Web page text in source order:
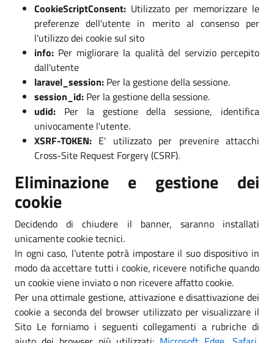
CookieScriptConsent: Utilizzato per memorizzare le
preferenze dell'utente in merito al consenso per
l'utilizzo dei cookie sul sito
info: Per migliorare la qualità del servizio percepito
dall'utente
laravel_session: Per la gestione della sessione.
session_id: Per la gestione della sessione.
udid: Per la gestione della sessione, identifica
univocamente l'utente.
XSRF-TOKEN: E' utilizzato per prevenire attacchi
Cross-Site Request Forgery (CSRF).
Eliminazione e gestione dei
cookie
Decidendo di chiudere il banner, saranno installati
unicamente cookie tecnici.
In ogni caso, l’utente potrà impostare il suo dispositivo in
modo da accettare tutti i cookie, ricevere notifiche quando
un cookie viene inviato o non ricevere affatto cookie.
Per una ottimale gestione, attivazione e disattivazione dei
cookie a seconda del browser utilizzato per visualizzare il
Sito Le forniamo i seguenti collegamenti a rubriche di